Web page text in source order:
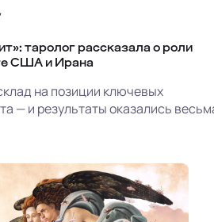
таролог рассказала о роли
США и Ирана
на позиции ключевых
— и результаты оказались